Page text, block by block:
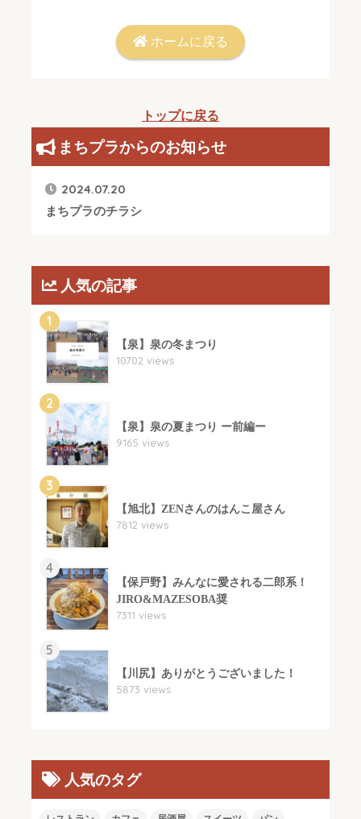
ホームに戻る
トップに戻る
まちプラからのお知らせ
2024.07.20
まちプラのチラシ
人気の記事
1
【泉】泉の冬まつり
10702 views
2
【泉】泉の夏まつり ー前編ー
9165 views
3
【旭北】ZENさんのはんこ屋さん
7812 views
4
【保戸野】みんなに愛される二郎系！
JIRO&MAZESOBA奨
7311 views
5
【川尻】ありがとうございました！
5873 views
人気のタグ